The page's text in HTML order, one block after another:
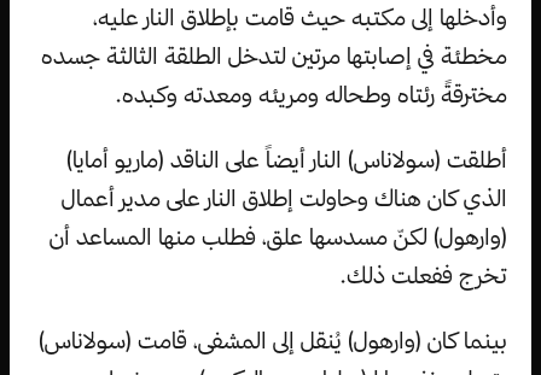
وأدخلها إلى مكتبه حيث قامت بإطلاق النار عليه،
مخطئة في إصابتها مرتين لتدخل الطلقة الثالثة جسده
مخترقةً رئتاه وطحاله ومريئه ومعدته وكبده.
أطلقت (سولاناس) النار أيضاً على الناقد (ماريو أمايا)
الذي كان هناك وحاولت إطلاق النار على مدير أعمال
(وارهول) لكنّ مسدسها علق، فطلب منها المساعد أن
تخرج ففعلت ذلك.
بينما كان (وارهول) يُنقل إلى المشفى، قامت (سولاناس)